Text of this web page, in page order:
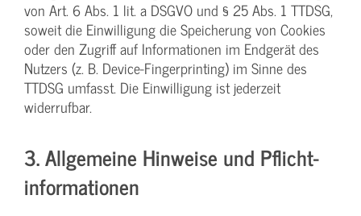
von Art. 6 Abs. 1 lit. a DSGVO und § 25 Abs. 1 TTDSG,
soweit die Einwilligung die Speicherung von Cookies
oder den Zugriff auf Informationen im Endgerät des
Nutzers (z. B. Device-Fingerprinting) im Sinne des
TTDSG umfasst. Die Einwilligung ist jederzeit
widerrufbar.
3. Allgemeine Hinweise und Pflicht­
informationen